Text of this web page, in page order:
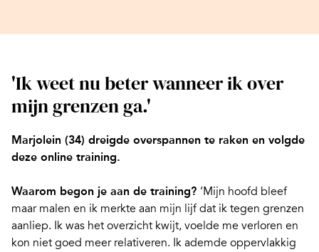
'Ik weet nu beter wanneer ik over
mijn grenzen ga.'
Marjolein (34) dreigde overspannen te raken en volgde
deze online training.
Waarom begon je aan de training? ‘Mijn hoofd bleef
maar malen en ik merkte aan mijn lijf dat ik tegen grenzen
aanliep. Ik was het overzicht kwijt, voelde me verloren en
kon niet goed meer relativeren. Ik ademde oppervlakkig